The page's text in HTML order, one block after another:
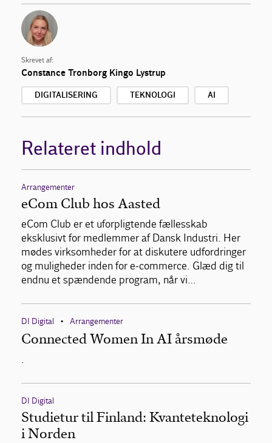
Skrevet af:
Constance Tronborg Kingo Lystrup
DIGITALISERING TEKNOLOGI AI
Relateret indhold
Arrangementer
eCom Club hos Aasted
eCom Club er et uforpligtende fællesskab
eksklusivt for medlemmer af Dansk Industri. Her
mødes virksomheder for at diskutere udfordringer
og muligheder inden for e-commerce. Glæd dig til
endnu et spændende program, når vi…
DI Digital • Arrangementer
Connected Women In AI årsmøde
.
DI Digital
Studietur til Finland: Kvanteteknologi
i Norden